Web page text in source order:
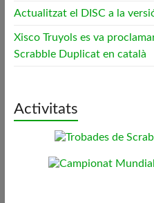
Actualitzat el DISC a la
Xisco Truyols es va
Scrabble Duplicat en català
Activitats